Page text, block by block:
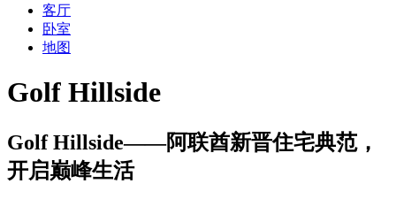
客厅
卧室
地图
Golf Hillside
Golf Hillside——阿联酋新晋住宅典范，
开启巅峰生活